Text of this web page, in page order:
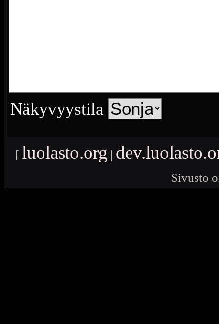
Näkyvyystila
[ luolasto.org |
Sivusto